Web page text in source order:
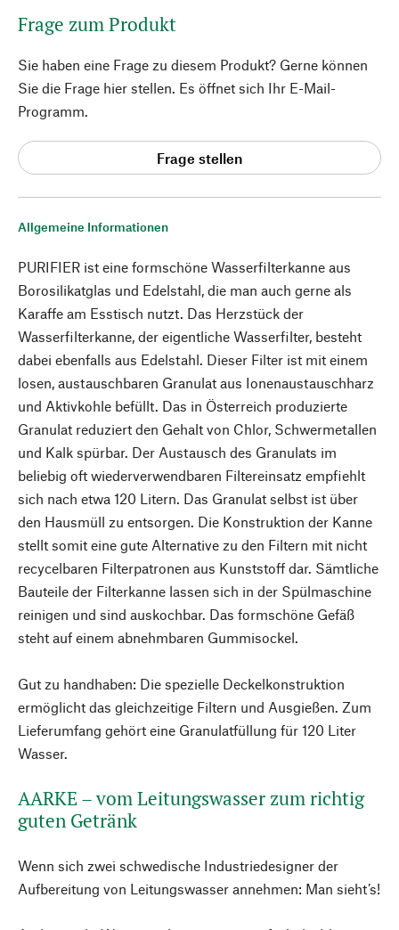
Allgemeine Informationen
PURIFIER ist eine formschöne Wasserfilterkanne aus
Borosilikatglas und Edelstahl, die man auch gerne als
Karaffe am Esstisch nutzt. Das Herzstück der
Wasserfilterkanne, der eigentliche Wasserfilter, besteht
dabei ebenfalls aus Edelstahl. Dieser Filter ist mit einem
losen, austauschbaren Granulat aus Ionenaustauschharz
und Aktivkohle befüllt. Das in Österreich produzierte
Granulat reduziert den Gehalt von Chlor, Schwermetallen
und Kalk spürbar. Der Austausch des Granulats im
beliebig oft wiederverwendbaren Filtereinsatz empfiehlt
sich nach etwa 120 Litern. Das Granulat selbst ist über
den Hausmüll zu entsorgen. Die Konstruktion der Kanne
stellt somit eine gute Alternative zu den Filtern mit nicht
recycelbaren Filterpatronen aus Kunststoff dar. Sämtliche
Bauteile der Filterkanne lassen sich in der Spülmaschine
reinigen und sind auskochbar. Das formschöne Gefäß
steht auf einem abnehmbaren Gummisockel.
Gut zu handhaben: Die spezielle Deckelkonstruktion
ermöglicht das gleichzeitige Filtern und Ausgießen. Zum
Lieferumfang gehört eine Granulatfüllung für 120 Liter
Wasser.
AARKE – vom Leitungswasser zum richtig
guten Getränk
Wenn sich zwei schwedische Industriedesigner der
Aufbereitung von Leitungswasser annehmen: Man sieht’s!
Frage zum Produkt
Sie haben eine Frage zu diesem Produkt? Gerne können
Sie die Frage hier stellen. Es öffnet sich Ihr E-Mail-
Programm.
Frage stellen